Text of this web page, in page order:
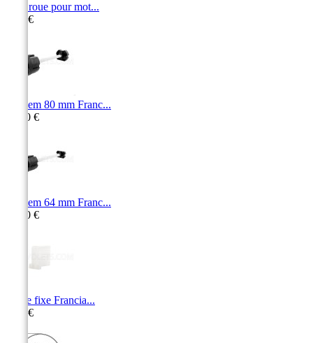
Stop roue pour mot...
5,40 €
Tandem 80 mm Franc...
26,10 €
Tandem 64 mm Franc...
16,30 €
Butée fixe Francia...
1,60 €